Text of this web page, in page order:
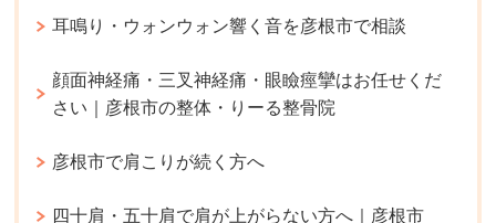
耳鳴り・ウォンウォン響く音を彦根市で相談
顔面神経痛・三叉神経痛・眼瞼痙攣はお任せくだ
さい｜彦根市の整体・りーる整骨院
彦根市で肩こりが続く方へ
四十肩・五十肩で肩が上がらない方へ｜彦根市